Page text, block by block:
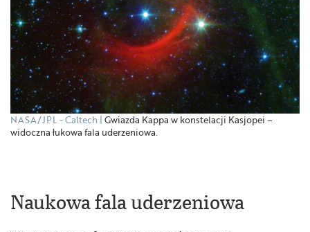
NASA/JPL - Caltech Gwiazda Kappa w konstelacji Kasjopei –
widoczna łukowa fala uderzeniowa.
Naukowa fala uderzeniowa